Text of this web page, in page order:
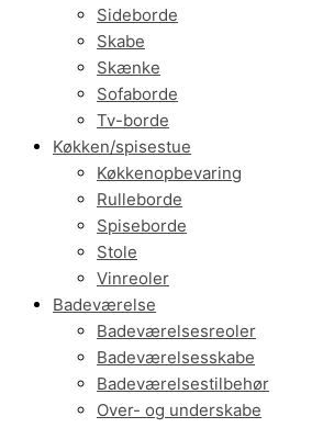
Sideborde
Skabe
Skænke
Sofaborde
Tv-borde
Køkken/spisestue
Køkkenopbevaring
Rulleborde
Spiseborde
Stole
Vinreoler
Badeværelse
Badeværelsesreoler
Badeværelsesskabe
Badeværelsestilbehør
Over- og underskabe